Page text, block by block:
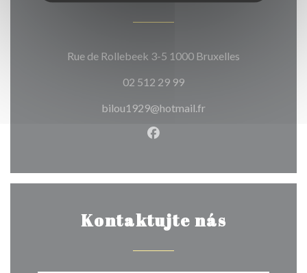
Rue de Rollebeek 3-5 1000 Bruxelles
02 512 29 99
bilou1929@hotmail.fr
Facebook ((otevře se v
Kontaktujte nás